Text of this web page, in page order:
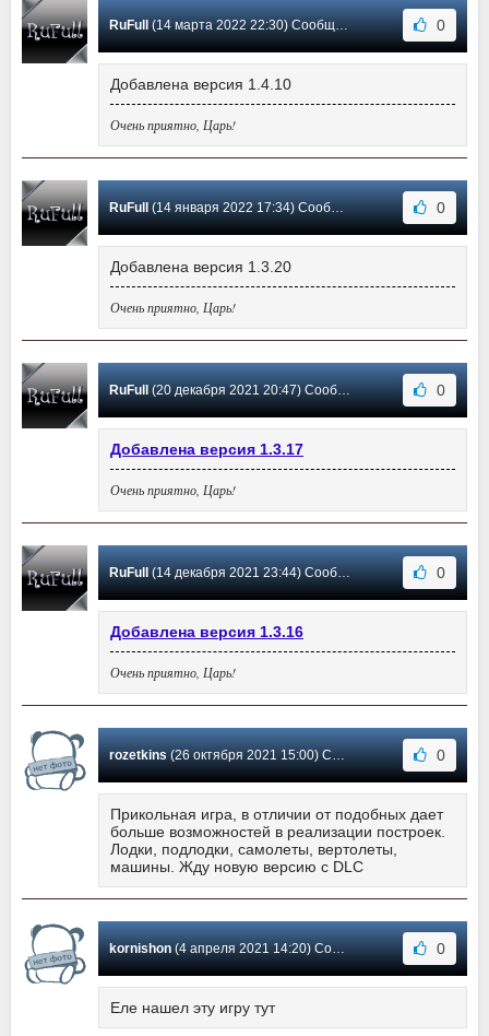
RuFull (14 марта 2022 22:30) Сообщение #36 0
Добавлена версия 1.4.10
Очень приятно, Царь!
RuFull (14 января 2022 17:34) Сообщение #35 0
Добавлена версия 1.3.20
Очень приятно, Царь!
RuFull (20 декабря 2021 20:47) Сообщение #34 0
Добавлена версия 1.3.17
Очень приятно, Царь!
RuFull (14 декабря 2021 23:44) Сообщение #33 0
Добавлена версия 1.3.16
Очень приятно, Царь!
rozetkins(26 октября 2021 15:00) Сообщение #32 0
Прикольная игра, в отличии от подобных дает
больше возможностей в реализации построек.
Лодки, подлодки, самолеты, вертолеты,
машины. Жду новую версию с DLC
kornishon(4 апреля 2021 14:20) Сообщение #31 0
Еле нашел эту игру тут